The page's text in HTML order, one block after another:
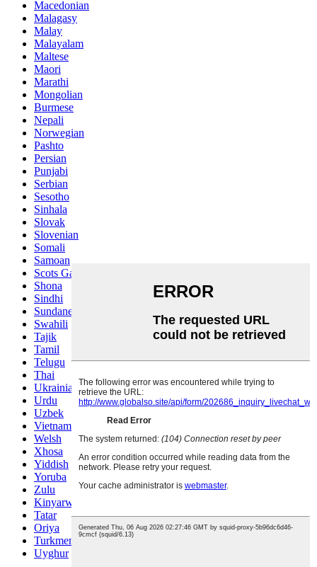
Macedonian
Malagasy
Malay
Malayalam
Maltese
Maori
Marathi
Mongolian
Burmese
Nepali
Norwegian
Pashto
Persian
Punjabi
Serbian
Sesotho
Sinhala
Slovak
Slovenian
Somali
Samoan
Scots Gaelic
Shona
Sindhi
Sundanese
Swahili
Tajik
Tamil
Telugu
Thai
Ukrainian
Urdu
Uzbek
Vietnamese
Welsh
Xhosa
Yiddish
Yoruba
Zulu
Kinyarwanda
Tatar
Oriya
Turkmen
Uyghur